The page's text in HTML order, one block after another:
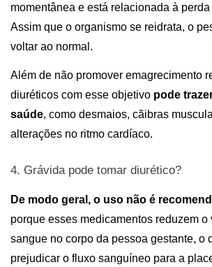
momentânea e está relacionada à
Assim que o organismo se reidrata, o
voltar ao normal.
Além de não promover emagrecimento
diuréticos com esse objetivo pode
saúde, como desmaios, cãibras
alterações no ritmo cardíaco.
4. Grávida pode tomar diurético?
De modo geral, o uso não é
porque esses medicamentos reduzem o
sangue no corpo da pessoa gestante, o
prejudicar o fluxo sanguíneo para a